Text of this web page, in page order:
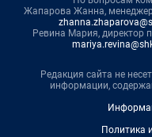
Жапарова Жанна,
Ревина Мария, директор
Редакция сайта не
информации,
Политика